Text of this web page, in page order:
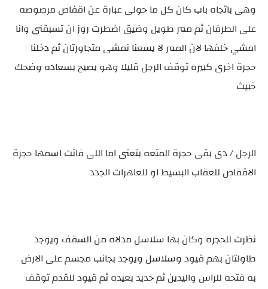
وهى باتجاه باب كان كل ما حولى عبارة عن اقفاص مرصوصه
على الطرفان ثم ممر طويل وضيق اضطرت روز ان تسبقنى وانا
امشي خلفها لان الممر لا يسعنا نمشى متجاورتان ثم دخلنا
حجرة اخرى كبيره توقف الرجل قليلا وهو يصيح بسعاده وضحك
خبيث
الرجل / دى بقى حجرة المتعه بتعتى اما اللى فاتت اسمها حجرة
الاقفاص للعقاب البسيط او للعاهرات الجدد
نظرت للحجره وكان بها سلاسل مدلاه من السقف ويوجد
طاولتان بهم قيود وسلاسل ويوجد بجانب مجسم على الارض
به فتحه للراس واليدين ثم حديد بعيده ثم قيود للقدم توقف